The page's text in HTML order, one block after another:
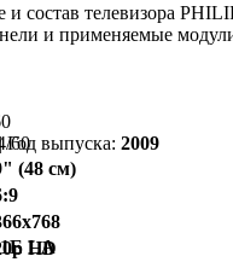
и состав телевизора
и применяемые
Год выпуска: 2009
(48 см)
HD
LA